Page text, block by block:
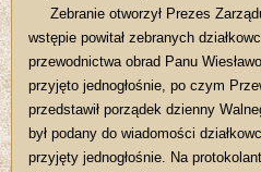
Zebranie otworzył Prezes
wstępie powitał zebranych
przewodnictwa obrad Panu
przyjęto jednogłośnie, po czym
przedstawił porządek dzienny
był podany do wiadomości
przyjęty jednogłośnie. Na